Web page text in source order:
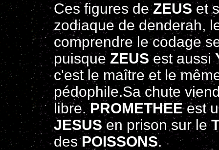
Ces figures deZEUSet
zodiaque de denderah,
comprendre le codage
puisque ZEUSest aussi
c'est le maître et le
pédophile.Sa chute
libre.PROMETHEEest
JESUSen prison sur le
desPOISSONS.